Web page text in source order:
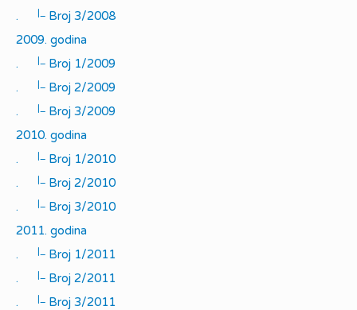
.
|_
Broj 3/2008
2009. godina
.
|_
Broj 1/2009
.
|_
Broj 2/2009
.
|_
Broj 3/2009
2010. godina
.
|_
Broj 1/2010
.
|_
Broj 2/2010
.
|_
Broj 3/2010
2011. godina
.
|_
Broj 1/2011
.
|_
Broj 2/2011
.
|_
Broj 3/2011